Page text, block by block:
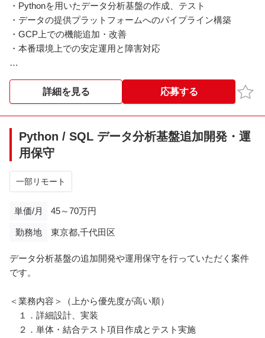
・Pythonを用いたデータ分析基盤の作成、テスト
・データの提供プラットフォームへのパイプライン構築
・GCP上での機能追加・改善
・本番環境上での安定運用と障害対応
10：00～19：00
※※こちらの案件は現在募集を終了しております※※​
詳細を見る 応募する お気
Python / SQL データ分析基盤追加開発・運
用保守
一部リモート
単価/月 45～70万円
勤務地 東京都,千代田区
データ分析基盤の追加開発や運用保守を行っていただく案件
です。
＜業務内容＞（上から優先度が高い順）
１．詳細設計、実装
２．単体・結合テスト項目作成とテスト実施